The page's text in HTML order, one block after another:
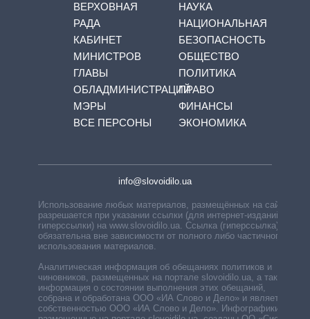
ВЕРХОВНАЯ
РАДА
КАБИНЕТ
МИНИСТРОВ
ГЛАВЫ
ОБЛАДМИНИСТРАЦИЙ
МЭРЫ
ВСЕ ПЕРСОНЫ
НАУКА
НАЦИОНАЛЬНАЯ
БЕЗОПАСНОСТЬ
ОБЩЕСТВО
ПОЛИТИКА
ПРАВО
ФИНАНСЫ
ЭКОНОМИКА
info@slovoidilo.ua
Использование любых материалов, размещённых на сайте,
разрешается при указании ссылки (для интернет-изданий —
гиперссылки) на www.slovoidilo.ua. Ссылка (гиперссылка)
обязательна вне зависимости от полного либо частичного
использования материалов.
Аналитическая информация об обещаниях политиков и
чиновников, размещенных на портале slovoidilo.ua, а также
информация о состоянии выполнения этих обещаний,
собрана и обработана ООО «ИА Слово и Дело» и является
собственностью ООО «ИА Слово и Дело». Инфографики,